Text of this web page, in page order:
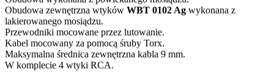
Obudowa zewnętrzna wtyków WBT 0102 Ag wykonana z
lakierowanego mosiądzu.
Przewodniki mocowane przez lutowanie.
Kabel mocowany za pomocą śruby Torx.
Maksymalna średnica zewnętrzna kabla 9 mm.
W komplecie 4 wtyki RCA.